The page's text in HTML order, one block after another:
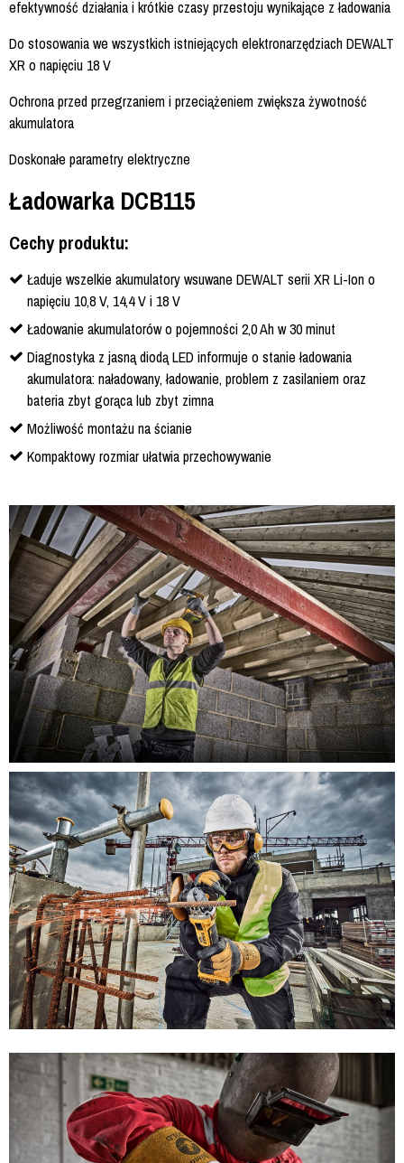
efektywność działania i krótkie czasy przestoju wynikające z ładowania
Do stosowania we wszystkich istniejących elektronarzędziach DEWALT
XR o napięciu 18 V
Ochrona przed przegrzaniem i przeciążeniem zwiększa żywotność
akumulatora
Doskonałe parametry elektryczne
Ładowarka DCB115
Cechy produktu:
Ładuje wszelkie akumulatory wsuwane DEWALT serii XR Li-Ion o
napięciu 10,8 V, 14,4 V i 18 V
Ładowanie akumulatorów o pojemności 2,0 Ah w 30 minut
Diagnostyka z jasną diodą LED informuje o stanie ładowania
akumulatora: naładowany, ładowanie, problem z zasilaniem oraz
bateria zbyt gorąca lub zbyt zimna
Możliwość montażu na ścianie
Kompaktowy rozmiar ułatwia przechowywanie